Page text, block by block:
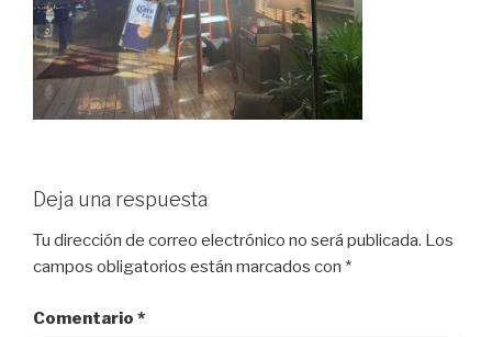
Deja una respuesta
Tu dirección de correo electrónico no será publicada. Los
campos obligatorios están marcados con *
Comentario *